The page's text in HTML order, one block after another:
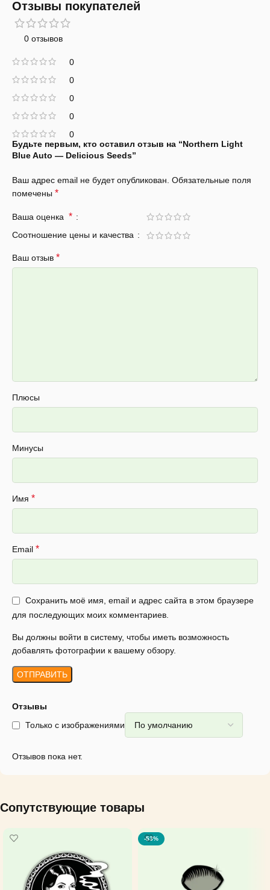
Отзывы покупателей
0 отзывов
0
0
0
0
0
Отзывы
Только с изображениями
Отзывов пока нет.
Будьте первым, кто оставил отзыв на “Northern Light
Blue Auto — Delicious Seeds”
Ваш адрес email не будет опубликован. Обязательные поля
помечены *
Ваша оценка *
Соотношение цены и качества
Ваш отзыв *
Плюсы
Минусы
Имя *
Email *
Сохранить моё имя, email и адрес сайта в этом браузере
для последующих моих комментариев.
Вы должны войти в систему, чтобы иметь возможность
добавлять фотографии к вашему обзору.
Сопутствующие товары
-53%